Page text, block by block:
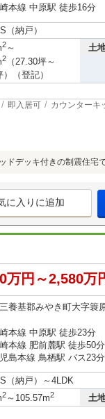
本線 中原駅 徒歩16分
（納戸）
2～
2
（27.30坪～
（登記）
土
即入居可 カウンターキ
ドデッキ付きの制震住宅
に入りに追加
万円～2,580万
養基郡みやき町大字簑
本線 中原駅 徒歩23分
本線 肥前麓駅 徒歩50分
島本線 鳥栖駅 バス23
（納戸）～4LDK
2～105.57m2 土